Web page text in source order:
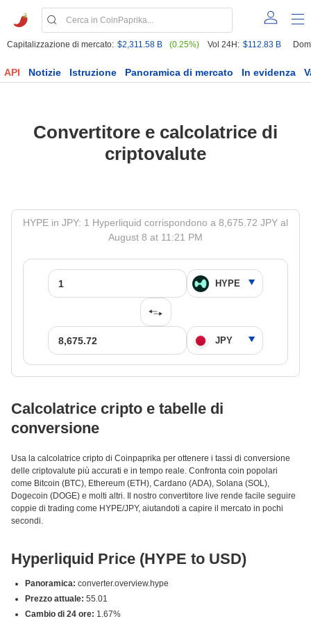
Capitalizzazione di mercato: $2,311.58 B (0.25%) Vol 24H: $112.83 B
API Notizie Istruzione Panoramica di mercato In evidenza
Convertitore e calcolatrice di
criptovalute
HYPE in JPY: 1 Hyperliquid corrispondono a 8,675.72 JPY al
August 8 at 11:21 PM
Calcolatrice cripto e tabelle di
conversione
Usa la calcolatrice cripto di Coinpaprika per ottenere i tassi di conversione
delle criptovalute più accurati e in tempo reale. Confronta coin popolari
come Bitcoin (BTC), Ethereum (ETH), Cardano (ADA), Solana (SOL),
Dogecoin (DOGE) e molti altri. Il nostro convertitore live rende facile seguire
coppie di trading come HYPE/JPY, aiutandoti a capire il mercato in pochi
secondi.
Hyperliquid Price (HYPE to USD)
Panoramica: converter.overview.hype
Prezzo attuale: 55.01
Cambio di 24 ore: 1.67%